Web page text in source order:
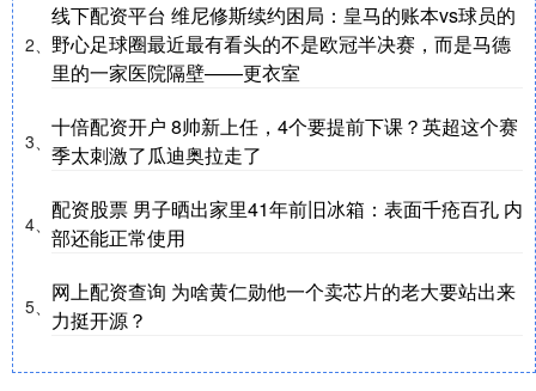
2、
线下配资平台 维尼修斯续约困局：皇马的账本vs球员的
野心足球圈最近最有看头的不是欧冠半决赛，而是马德
里的一家医院隔壁——更衣室
3、
十倍配资开户 8帅新上任，4个要提前下课？英超这个赛
季太刺激了瓜迪奥拉走了
4、
配资股票 男子晒出家里41年前旧冰箱：表面千疮百孔 内
部还能正常使用
5、
网上配资查询 为啥黄仁勋他一个卖芯片的老大要站出来
力挺开源？